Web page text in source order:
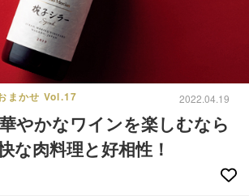
まかせ Vol.17 2022.04.19
やかなワインを楽しむなら
な肉料理と好相性！